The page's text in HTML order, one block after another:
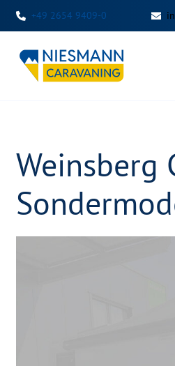
+49 2654 9409-0
Weinsberg